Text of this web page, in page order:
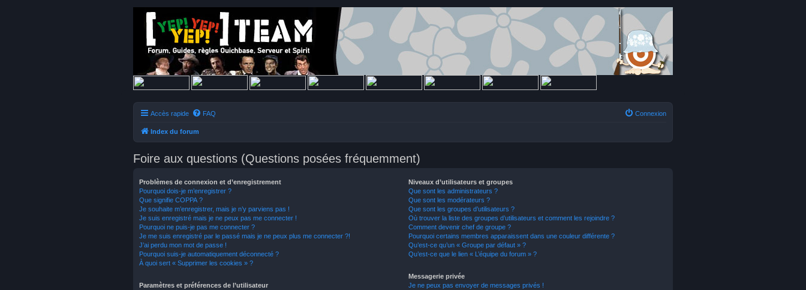
Accès rapide FAQ Connexion
Index du forum
Foire aux questions (Questions posées fréquemment)
Problèmes de connexion et d’enregistrement
Pourquoi dois-je m’enregistrer ?
Que signifie COPPA ?
Je souhaite m’enregistrer, mais je n’y parviens pas !
Je suis enregistré mais je ne peux pas me connecter !
Pourquoi ne puis-je pas me connecter ?
Je me suis enregistré par le passé mais je ne peux plus me connecter ?!
J’ai perdu mon mot de passe !
Pourquoi suis-je automatiquement déconnecté ?
À quoi sert « Supprimer les cookies » ?
Paramètres et préférences de l’utilisateur
Niveaux d’utilisateurs et groupes
Que sont les administrateurs ?
Que sont les modérateurs ?
Que sont les groupes d’utilisateurs ?
Où trouver la liste des groupes d’utilisateurs et comment les rejoindre ?
Comment devenir chef de groupe ?
Pourquoi certains membres apparaissent dans une couleur différente ?
Qu’est-ce qu’un « Groupe par défaut » ?
Qu’est-ce que le lien « L’équipe du forum » ?
Messagerie privée
Je ne peux pas envoyer de messages privés !